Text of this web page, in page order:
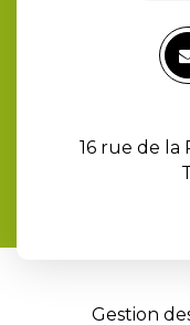
16 rue de la
Gestion